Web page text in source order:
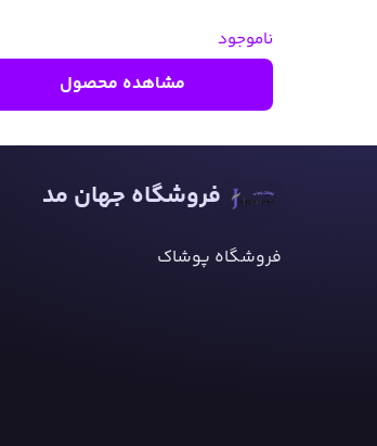
ناموجود
مشاهده محصول
فروشگاه جهان مد
فروشگاه پوشاک